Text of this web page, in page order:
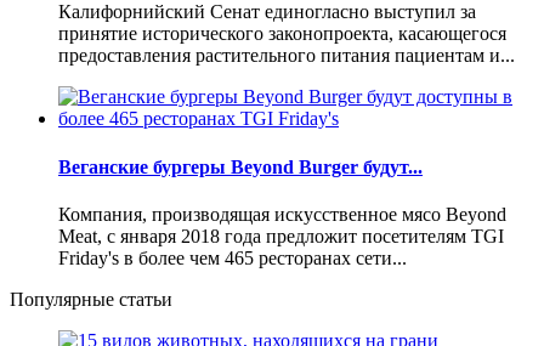
Калифорнийский Сенат единогласно выступил за
принятие исторического законопроекта, касающегося
предоставления растительного питания пациентам и...
Веганские бургеры Beyond Burger будут...
Компания, производящая искусственное мясо Beyond
Meat, с января 2018 года предложит посетителям TGI
Friday's в более чем 465 ресторанах сети...
Популярные статьи